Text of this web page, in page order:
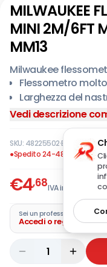
MILWAUKEE
MINI 2M/6FT
MM13
Milwaukee
Flessometro
Larghezza del
Ricoperto di una
altamente
Ergonomico e
Vedi descrizione
SKU: 48225502·EAN:
●Spedito 24-48 ore
€4,68IVA incl.
Sei un professionista?
Accedi o registra la
1